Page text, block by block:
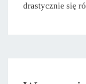
drastycznie się